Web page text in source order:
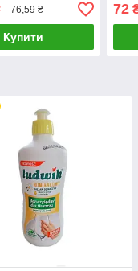
76,59 ₴
Купити
72